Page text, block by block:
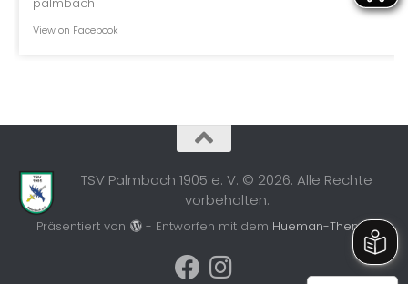
View on Facebook
TSV Palmbach 1905 e. V. © 2026. Alle Rechte
vorbehalten.
Präsentiert von - Entworfen mit dem Hueman-Theme